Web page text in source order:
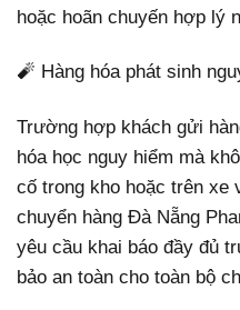
hoặc hoãn chuyến hợp lý
🧨 Hàng hóa phát sinh
Trường hợp khách gửi
hóa học nguy hiểm mà
cố trong kho hoặc trên xe
chuyển hàng Đà Nẵng
yêu cầu khai báo đầy đủ
bảo an toàn cho toàn bộ